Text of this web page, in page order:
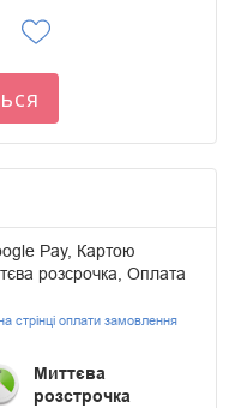
Pay, Картою
розсрочка, Оплата
стрінці оплати замовлення
Миттєва
розстрочка